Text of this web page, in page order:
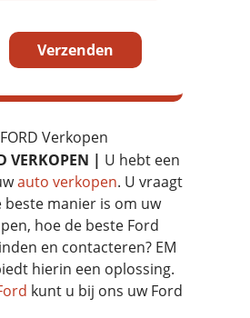
Gelieve dit veld leeg te laten.
VERKOPEN | U hebt een
auto verkopen. U vraagt
beste manier is om uw
hoe de beste Ford
en contacteren? EM
hierin een oplossing.
kunt u bij ons uw Ford